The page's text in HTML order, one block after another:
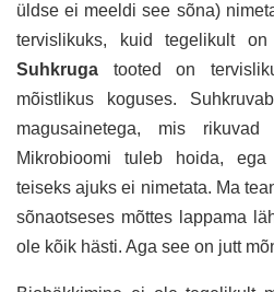
üldse ei meeldi see sõna)
tervislikuks, kuid tegelikult
Suhkruga tooted on
mõistlikus koguses.
magusainetega, mis rikuvad
Mikrobioomi tuleb hoida,
teiseks ajuks ei nimetata. Ma
sõnaotseses mõttes lappama
ole kõik hästi. Aga see on jutt